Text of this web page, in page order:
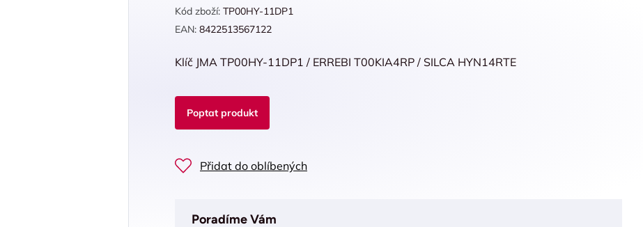
Kód zboží: TP00HY-11DP1
EAN: 8422513567122
Klíč JMA TP00HY-11DP1 / ERREBI T00KIA4RP / SILCA HYN14RTE
Poptat produkt
Přidat do oblíbených
Poradíme Vám